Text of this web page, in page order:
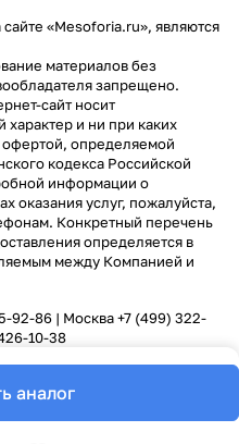
аналог
«Mesoforia.ru», являются
материалов без
запрещено.
сайт носит
и ни при каких
офертой, определяемой
кодекса Российской
информации о
оказания услуг, пожалуйста,
Конкретный перечень
определяется в
между Компанией и
92-86 | Москва+7 (499) 322-
10-38